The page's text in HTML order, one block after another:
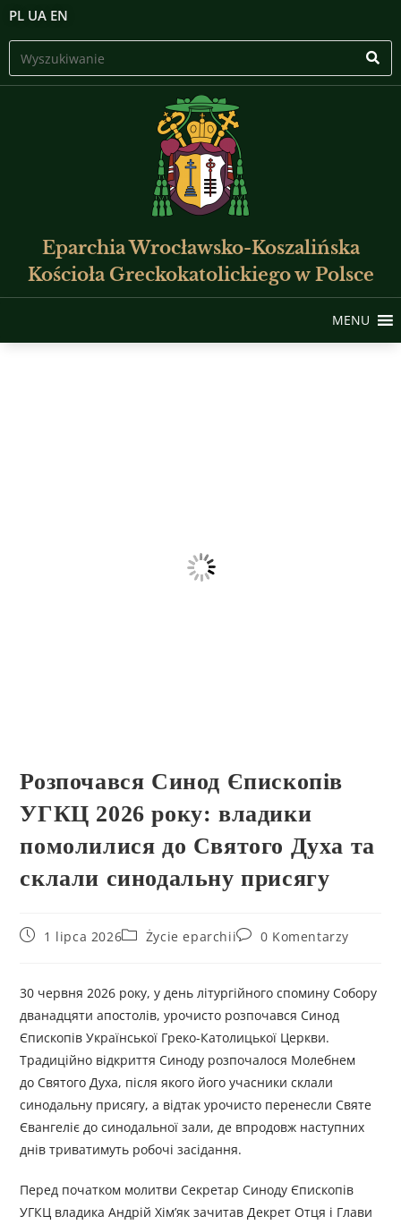
PL UA EN
Eparchia Wrocławsko-Koszalińska
Kościoła Greckokatolickiego w Polsce
MENU
Розпочався Синод Єпископів
УГКЦ 2026 року: владики
помолилися до Святого Духа та
склали синодальну присягу
1 lipca 2026 Życie eparchii 0 Komentarzy
30 червня 2026 року, у день літургійного спомину Собору
дванадцяти апостолів, урочисто розпочався Синод
Єпископів Української Греко-Католицької Церкви.
Традиційно відкриття Синоду розпочалося Молебнем
до Святого Духа, після якого його учасники склали
синодальну присягу, а відтак урочисто перенесли Святе
Євангеліє до синодальної зали, де впродовж наступних
днів триватимуть робочі засідання.
Перед початком молитви Секретар Синоду Єпископів
УГКЦ владика Андрій Хім’як зачитав Декрет Отця і Глави